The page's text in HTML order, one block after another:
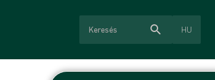
search HU